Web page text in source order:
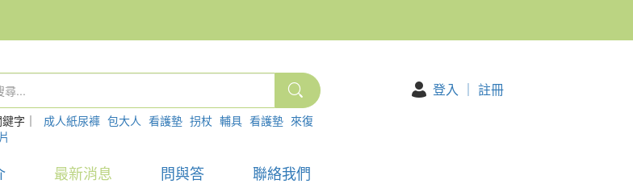
字｜ 成人紙尿褲 包大人 看護墊 拐杖 輔具 看護墊 來復
登入 ｜ 註冊
最新消息 問與答 聯絡我們